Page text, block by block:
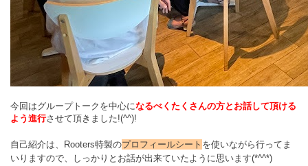
今回はグループトークを中心になるべくたくさんの方とお話して頂ける
よう進行させて頂きました!(^^)!
自己紹介は、Rooters特製のプロフィールシート を使いながら行ってま
いりますので、しっかりとお話が出来ていたように思います(*^^*)